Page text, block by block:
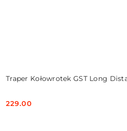
Traper Kołowrotek GST Long
Cena:
229.00